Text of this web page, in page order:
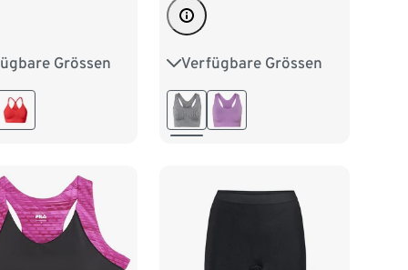
Grössen
M 40/42 Verfügbare Grössen
S 36/38 M 40/42
L 44/46